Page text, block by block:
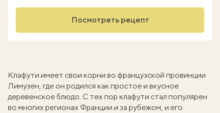
Посмотреть рецепт
Клафути имеет свои корни во французской провинции
Лимузен, где он родился как простое и вкусное
деревенское блюдо. С тех пор клафути стал популярен
во многих регионах Франции и за рубежом, и его